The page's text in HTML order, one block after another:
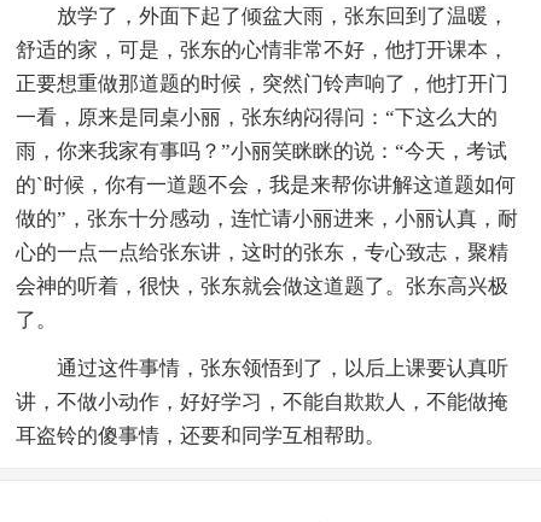
放学了，外面下起了倾盆大雨，张东回到了温暖，
舒适的家，可是，张东的心情非常不好，他打开课本，
正要想重做那道题的时候，突然门铃声响了，他打开门
一看，原来是同桌小丽，张东纳闷得问：“下这么大的
雨，你来我家有事吗？”小丽笑眯眯的说：“今天，考试
的`时候，你有一道题不会，我是来帮你讲解这道题如何
做的”，张东十分感动，连忙请小丽进来，小丽认真，耐
心的一点一点给张东讲，这时的张东，专心致志，聚精
会神的听着，很快，张东就会做这道题了。张东高兴极
了。
通过这件事情，张东领悟到了，以后上课要认真听
讲，不做小动作，好好学习，不能自欺欺人，不能做掩
耳盗铃的傻事情，还要和同学互相帮助。